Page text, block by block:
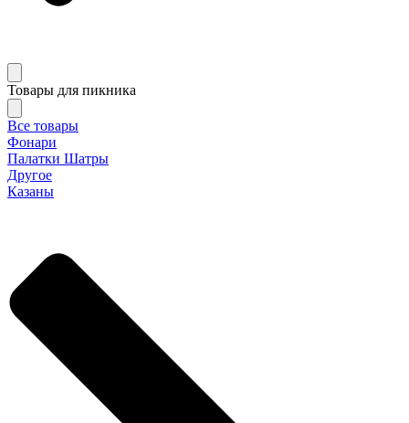
Товары для пикника
Все товары
Фонари
Палатки Шатры
Другое
Казаны